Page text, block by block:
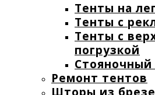
Тенты на
Тенты с
Тенты с
погрузкой
Стояночный
Ремонт тентов